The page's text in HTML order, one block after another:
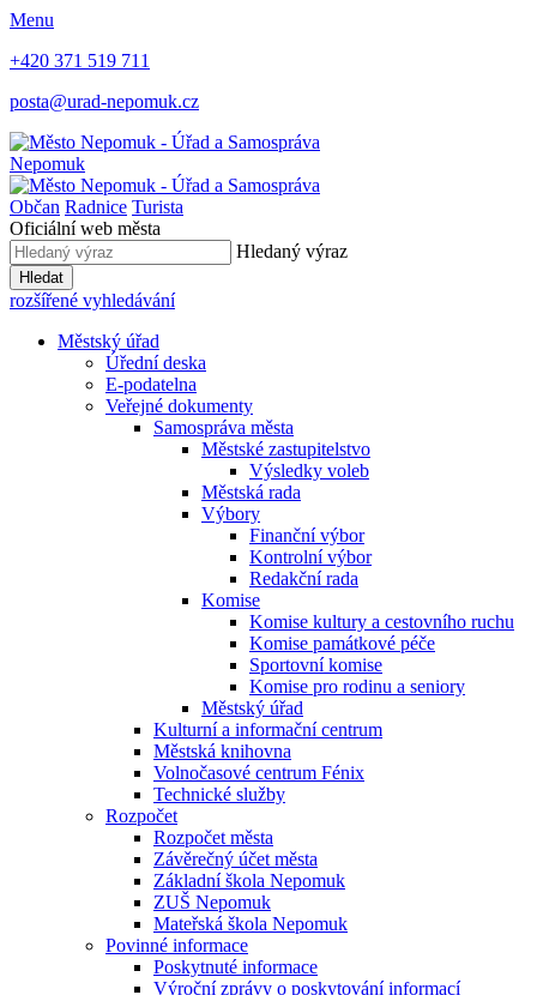
Menu
+420 371 519 711
posta@urad-nepomuk.cz
Nepomuk
Občan Radnice Turista
Oficiální web města
Hledaný výraz
Hledat
rozšířené vyhledávání
Městský úřad
Úřední deska
E-podatelna
Veřejné dokumenty
Samospráva města
Městské zastupitelstvo
Výsledky voleb
Městská rada
Výbory
Finanční výbor
Kontrolní výbor
Redakční rada
Komise
Komise kultury a cestovního ruchu
Komise památkové péče
Sportovní komise
Komise pro rodinu a seniory
Městský úřad
Kulturní a informační centrum
Městská knihovna
Volnočasové centrum Fénix
Technické služby
Rozpočet
Rozpočet města
Závěrečný účet města
Základní škola Nepomuk
ZUŠ Nepomuk
Mateřská škola Nepomuk
Povinné informace
Poskytnuté informace
Výroční zprávy o poskytování informací